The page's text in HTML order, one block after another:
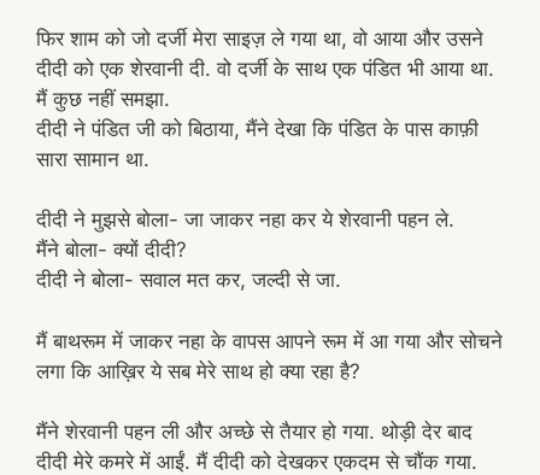
फिर शाम को जो दर्जी मेरा साइज़ ले गया था, वो आया और उसने
दीदी को एक शेरवानी दी. वो दर्जी के साथ एक पंडित भी आया था.
मैं कुछ नहीं समझा.
दीदी ने पंडित जी को बिठाया, मैंने देखा कि पंडित के पास काफ़ी
सारा सामान था.
दीदी ने मुझसे बोला- जा जाकर नहा कर ये शेरवानी पहन ले.
मैंने बोला- क्यों दीदी?
दीदी ने बोला- सवाल मत कर, जल्दी से जा.
मैं बाथरूम में जाकर नहा के वापस आपने रूम में आ गया और सोचने
लगा कि आख़िर ये सब मेरे साथ हो क्या रहा है?
मैंने शेरवानी पहन ली और अच्छे से तैयार हो गया. थोड़ी देर बाद
दीदी मेरे कमरे में आईं. मैं दीदी को देखकर एकदम से चौंक गया.